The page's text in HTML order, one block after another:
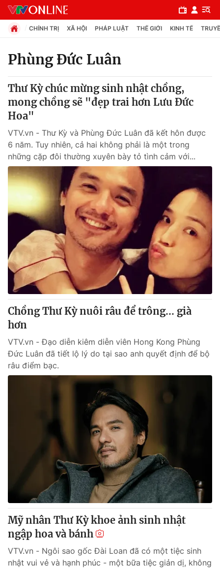
Chuyên mục
Chính trị
Pháp luật
Y tế
Thế giới
Tin tức
Thế giới đó đây
Câu chuyện quốc tế
Kinh tế
Tài chính
Thị trường
Góc doanh nghiệp
Dữ liệu và đời sống
Truyền hình
Phim VTV
Hậu trường
Nhân vật
Khán giả
Giải trí
Điện ảnh
Âm nhạc
Đời sống
Du lịch
Học trực tuyến
Hitech Công nghệ tương lai
Giao lưu trực tuyến
Lịch phát sóng
Chuyên mục khác
Emagazine Podcast
Photo Infographic
CHÍNH TRỊ XÃ HỘI PHÁP LUẬT THẾ GIỚI KINH TẾ
Phùng Đức Luân
Thư Kỳ chúc mừng sinh nhật chồng,
mong chồng sẽ "đẹp trai hơn Lưu Đức
Hoa"
VTV.vn - Thư Kỳ và Phùng Đức Luân đã kết hôn được
6 năm. Tuy nhiên, cả hai không phải là một trong
những cặp đôi thường xuyên bày tỏ tình cảm với...
Chồng Thư Kỳ nuôi râu để trông... già
hơn
VTV.vn - Đạo diễn kiêm diễn viên Hong Kong Phùng
Đức Luân đã tiết lộ lý do tại sao anh quyết định để bộ
râu điểm bạc.
Mỹ nhân Thư Kỳ khoe ảnh sinh nhật
ngập hoa và bánh
VTV.vn - Ngôi sao gốc Đài Loan đã có một tiệc sinh
nhật vui vẻ và hạnh phúc - một bữa tiệc giản dị, không